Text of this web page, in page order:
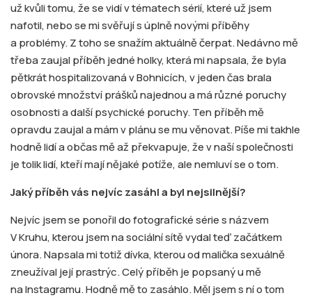
už kvůli tomu, že se vidí v tématech sérií, které už jsem
nafotil, nebo se mi svěřují s úplně novými příběhy
a problémy. Z toho se snažím aktuálně čerpat. Nedávno mě
třeba zaujal příběh jedné holky, která mi napsala, že byla
pětkrát hospitalizovaná v Bohnicích, v jeden čas brala
obrovské množství prášků najednou a má různé poruchy
osobnosti a další psychické poruchy. Ten příběh mě
opravdu zaujal a mám v plánu se mu věnovat. Píše mi takhle
hodně lidí a občas mě až překvapuje, že v naší společnosti
je tolik lidí, kteří mají nějaké potíže, ale nemluví se o tom.
Jaký příběh vás nejvíc zasáhl a byl nejsilnější?
Nejvíc jsem se ponořil do fotografické série s názvem
V Kruhu, kterou jsem na sociální sítě vydal teď začátkem
února. Napsala mi totiž dívka, kterou od malička sexuálně
zneužíval její prastrýc. Celý příběh je popsaný u mě
na Instagramu. Hodně mě to zasáhlo. Měl jsem s ní o tom